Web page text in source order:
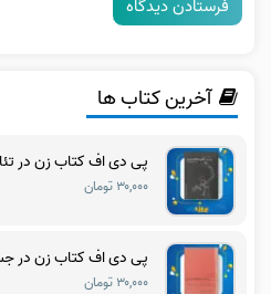
آخرین کتاب ها
پی دی اف کتاب زن در
۳۰,۰۰۰ تومان
پی دی اف کتاب زن در
۳۰,۰۰۰ تومان